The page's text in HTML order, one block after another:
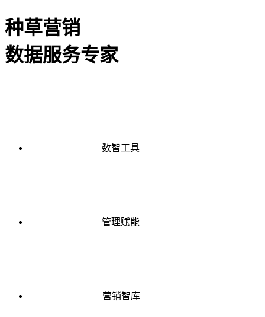
种草营销
数据服务专家
数智工具
管理赋能
营销智库